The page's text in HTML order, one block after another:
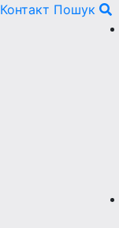
Контакт Пошук